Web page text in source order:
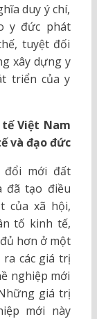
duy ý chí,
y đức phát
tuyệt đối
xây dựng y
triển của y
Việt Nam
và đạo đức
đổi mới đất
đã tạo điều
của xã hội,
tố kinh tế,
hơn ở một
các giá trị
nghiệp mới
giá trị
mới này